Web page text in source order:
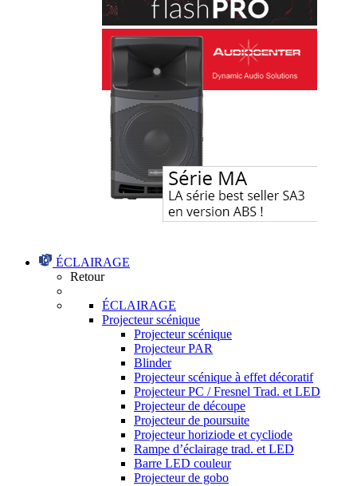
ÉCLAIRAGE
Retour
ÉCLAIRAGE
Projecteur scénique
Projecteur scénique
Projecteur PAR
Blinder
Projecteur scénique à effet décoratif
Projecteur PC / Fresnel Trad. et LED
Projecteur de découpe
Projecteur de poursuite
Projecteur horiziode et cycliode
Rampe d’éclairage trad. et LED
Barre LED couleur
Projecteur de gobo